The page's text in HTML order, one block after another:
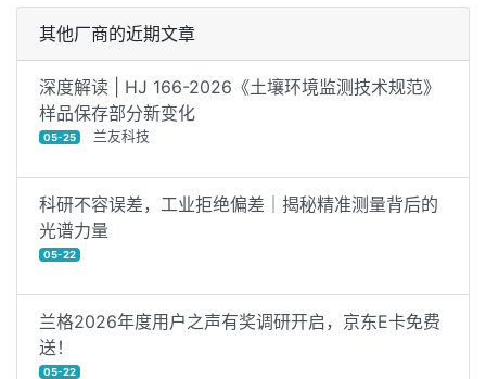
其他厂商的近期文章
深度解读 | HJ 166-2026《土壤环境监测技术规范》
样品保存部分新变化
05-25 兰友科技
科研不容误差，工业拒绝偏差｜揭秘精准测量背后的
光谱力量
05-22
兰格2026年度用户之声有奖调研开启，京东E卡免费
送！
05-22